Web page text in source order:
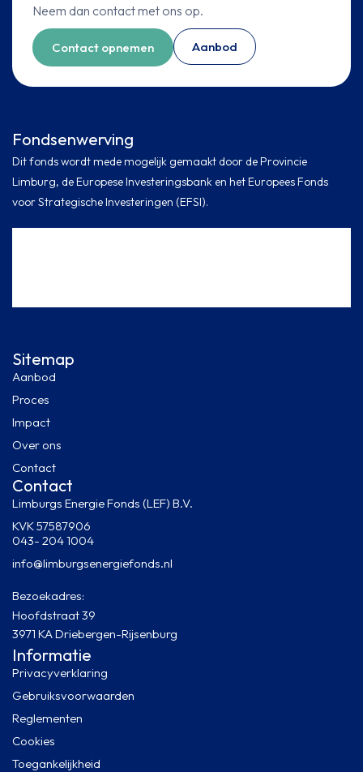
Neem dan contact met ons op.
Contact opnemen Aanbod
Fondsenwerving
Dit fonds wordt mede mogelijk gemaakt door de Provincie
Limburg, de Europese Investeringsbank en het Europees Fonds
voor Strategische Investeringen (EFSI).
Sitemap
Aanbod
Proces
Impact
Over ons
Contact
Contact
Limburgs Energie Fonds (LEF) B.V.
KVK 57587906
043- 204 1004
info@limburgsenergiefonds.nl
Bezoekadres:
Hoofdstraat 39
3971 KA Driebergen-Rijsenburg
Informatie
Privacyverklaring
Gebruiksvoorwaarden
Reglementen
Cookies
Toegankelijkheid